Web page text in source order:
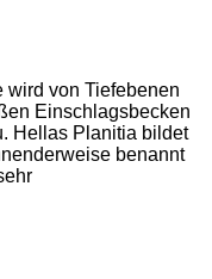
wird von Tiefebenen
Einschlagsbecken
Hellas Planitia bildet
benannt